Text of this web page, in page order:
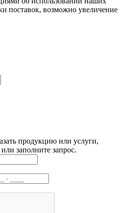
поставок, возможно увеличение
продукцию или услуги,
заполните запрос.